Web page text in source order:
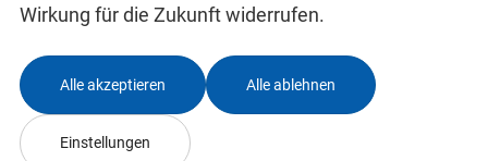
Wirkung für die Zukunft widerrufen.
Alle akzeptieren Alle ablehnen
Einstellungen